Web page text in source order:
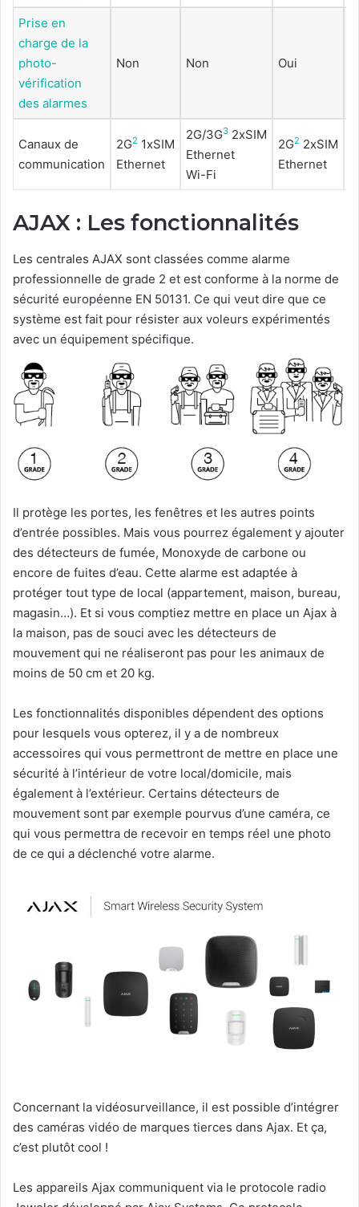
Prise en
charge de la
photo-
vérification
des alarmes
Non Non Oui
Canaux de
communication
2G2 1xSIM
Ethernet
2G/3G3 2хSIM
Ethernet
Wi-Fi
2G2 2хSIM
Ethernet
AJAX : Les fonctionnalités
Les centrales AJAX sont classées comme alarme
professionnelle de grade 2 et est conforme à la norme de
sécurité européenne EN 50131. Ce qui veut dire que ce
système est fait pour résister aux voleurs expérimentés
avec un équipement spécifique.
Il protège les portes, les fenêtres et les autres points
d’entrée possibles. Mais vous pourrez également y ajouter
des détecteurs de fumée, Monoxyde de carbone ou
encore de fuites d’eau. Cette alarme est adaptée à
protéger tout type de local (appartement, maison, bureau,
magasin…). Et si vous comptiez mettre en place un Ajax à
la maison, pas de souci avec les détecteurs de
mouvement qui ne réaliseront pas pour les animaux de
moins de 50 cm et 20 kg.
Les fonctionnalités disponibles dépendent des options
pour lesquels vous opterez, il y a de nombreux
accessoires qui vous permettront de mettre en place une
sécurité à l’intérieur de votre local/domicile, mais
également à l’extérieur. Certains détecteurs de
mouvement sont par exemple pourvus d’une caméra, ce
qui vous permettra de recevoir en temps réel une photo
de ce qui a déclenché votre alarme.
Concernant la vidéosurveillance, il est possible d’intégrer
des caméras vidéo de marques tierces dans Ajax. Et ça,
c’est plutôt cool !
Les appareils Ajax communiquent via le protocole radio